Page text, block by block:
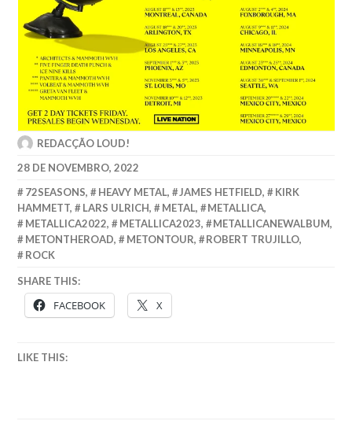
REDACÇÃO LOUD!
28 DE NOVEMBRO, 2022
72SEASONS, HEAVY METAL, JAMES HETFIELD,
KIRK
HAMMETT, LARS ULRICH, METAL, METALLICA,
METALLICA2022, METALLICA2023, METALLICANEWALBUM,
METONTHEROAD, METONTOUR, ROBERT TRUJILLO,
ROCK
SHARE THIS:
FACEBOOK X
LIKE THIS: